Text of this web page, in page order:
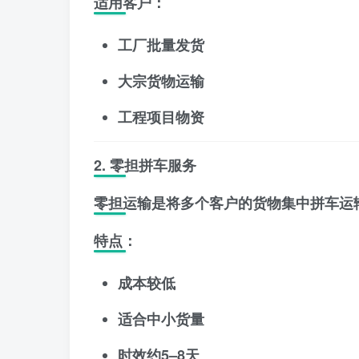
工厂批量发货
大宗货物运输
工程项目物资
2. 零担拼车服务
零担运输是将多个客户的货物集中拼车运
特点：
成本较低
适合中小货量